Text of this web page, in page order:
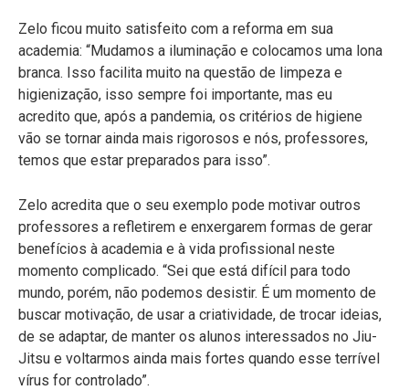
Zelo ficou muito satisfeito com a reforma em sua
academia: “Mudamos a iluminação e colocamos uma lona
branca. Isso facilita muito na questão de limpeza e
higienização, isso sempre foi importante, mas eu
acredito que, após a pandemia, os critérios de higiene
vão se tornar ainda mais rigorosos e nós, professores,
temos que estar preparados para isso”.
Zelo acredita que o seu exemplo pode motivar outros
professores a refletirem e enxergarem formas de gerar
benefícios à academia e à vida profissional neste
momento complicado. “Sei que está difícil para todo
mundo, porém, não podemos desistir. É um momento de
buscar motivação, de usar a criatividade, de trocar ideias,
de se adaptar, de manter os alunos interessados no Jiu-
Jitsu e voltarmos ainda mais fortes quando esse terrível
vírus for controlado”.